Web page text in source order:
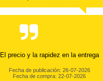
El precio y la rapidez en la entrega
Fecha de publicación: 26-07-2026
Fecha de compra: 22-07-2026